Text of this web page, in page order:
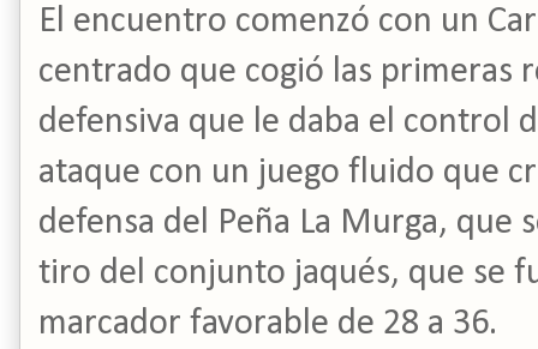
El encuentro comenzó con un
centrado que cogió las primeras
defensiva que le daba el control
ataque con un juego fluido que
defensa del Peña La Murga, que
tiro del conjunto jaqués, que se
marcador favorable de 28 a 36.